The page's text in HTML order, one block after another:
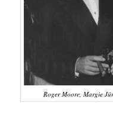
Roger Moore, Margie